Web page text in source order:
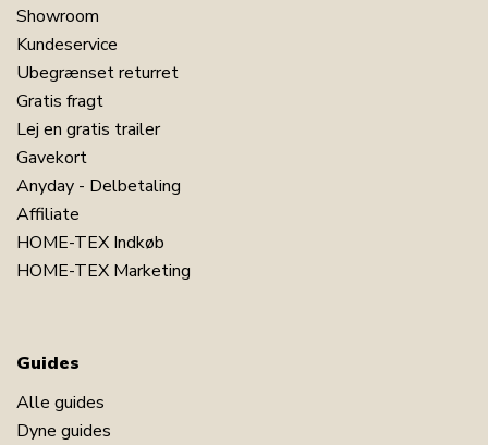
Showroom
Kundeservice
Ubegrænset returret
Gratis fragt
Lej en gratis trailer
Gavekort
Anyday - Delbetaling
Affiliate
HOME-TEX Indkøb
HOME-TEX Marketing
Guides
Alle guides
Dyne guides